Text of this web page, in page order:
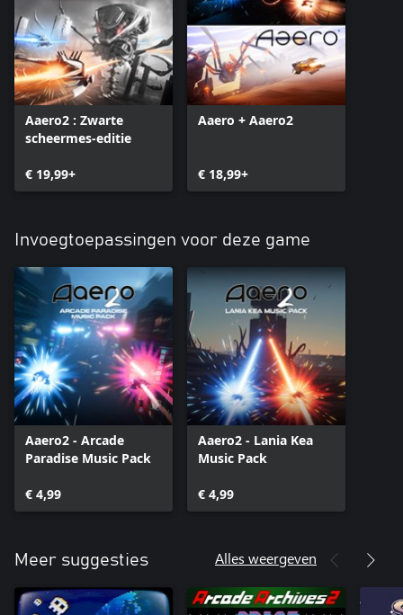
Aaero2 : Zwarte
scheermes-editie
€ 19,99+
Aaero + Aaero2
€ 18,99+
Invoegtoepassingen voor deze game
Aaero2 - Arcade
Paradise Music Pack
€ 4,99
Aaero2 - Lania Kea
Music Pack
€ 4,99
Meer suggesties Alles weergeven